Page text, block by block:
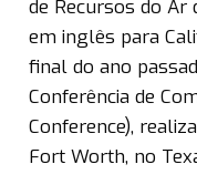
de Recursos do Ar
em inglês para
final do ano
Conferência de
Conference),
Fort Worth, no